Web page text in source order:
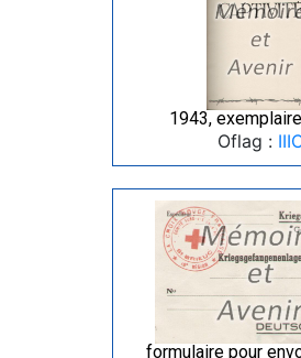
1943,
Oflag :
formulaire pour